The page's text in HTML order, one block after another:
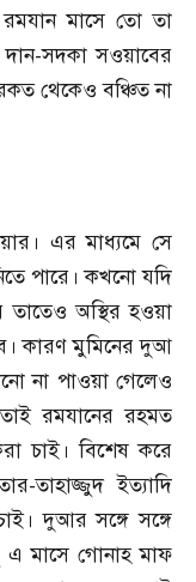
রমযান মাসে তো তা
-সদকা সওয়াবের
থেকেও বঞ্চিত না
এর মাধ্যমে সে
পারে। কখনো যদি
অস্থির হওয়া
কারণ মুমিনের দুআ
না পাওয়া গেলেও
রমযানের রহমত
চাই। বিশেষ করে
-তাহাজ্জুদ ইত্যাদি
দুআর সঙ্গে সঙ্গে
এ মাসে গোনাহ মাফ